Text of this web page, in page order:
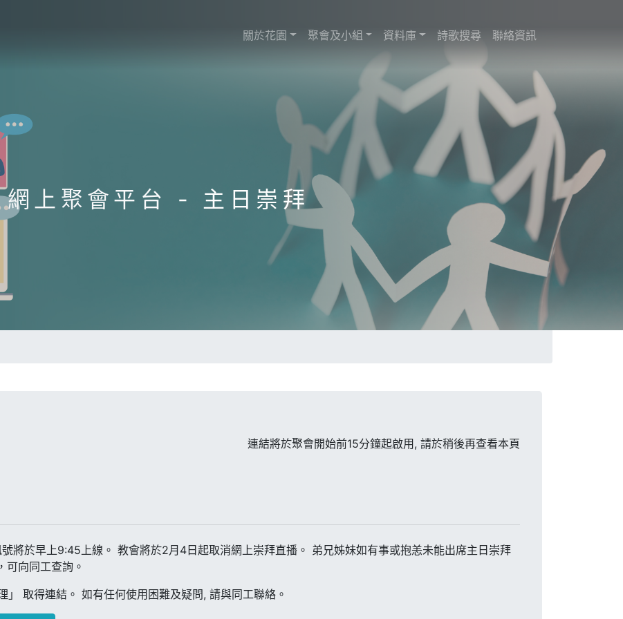
關於花園 聚會及小組 資料庫 詩歌搜尋 聯絡資訊
網上聚會平台 - 主日崇拜
連結將於聚會開始前15分鐘起啟用, 請於稍後再查看本頁
將於早上9:45上線。 教會將於2月4日起取消網上崇拜直播。 弟兄姊妹如有事或抱恙未能出席主日崇拜
可向同工查詢。
取得連結。 如有任何使用困難及疑問, 請與同工聯絡。